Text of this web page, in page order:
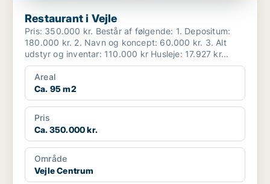
Restaurant i Vejle
Pris: 350.000 kr. Består af følgende: 1. Depositum:
180.000 kr. 2. Navn og koncept: 60.000 kr. 3. Alt
udstyr og inventar: 110.000 kr Husleje: 17.927 kr...
Areal
Ca. 95 m2
Pris
Ca. 350.000 kr.
Område
Vejle Centrum